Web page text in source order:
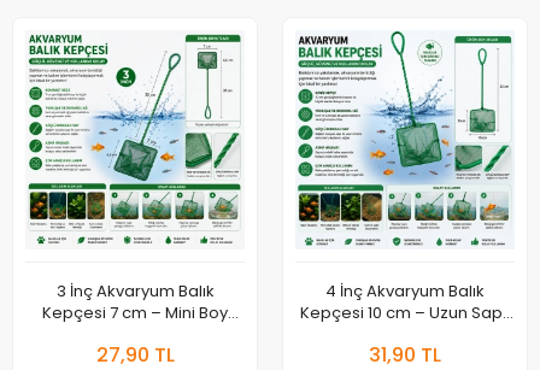
3 İnç Akvaryum Balık
Kepçesi 7 cm – Mini Boy
Yakalama Filesi
27,90 TL
4 İnç Akvaryum Balık
Kepçesi 10 cm – Uzun Saplı
31,90 TL